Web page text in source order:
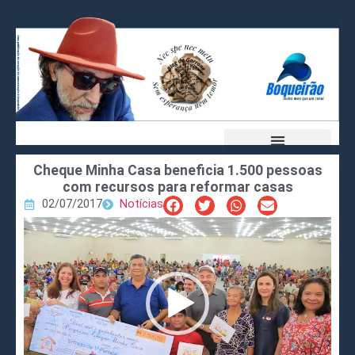
Cheque Minha Casa beneficia 1.500 pessoas
com recursos para reformar casas
02/07/2017 Notícias
Tocador
vídeo